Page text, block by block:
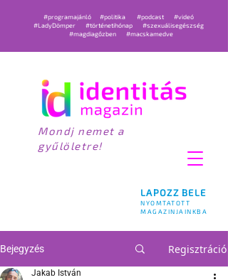
LAPOZZ BELE
NYOMTATOTT
MAGAZINJAINKBA
#programajánló #politika #podcast
#videó
#LadyDömper
#történetihónap
#szexuálisegészség
#magdiagőzben
#macskamedve
Mondj nemet a
gyűlöletre!
Bejegyzés Regisztráció
Jakab István